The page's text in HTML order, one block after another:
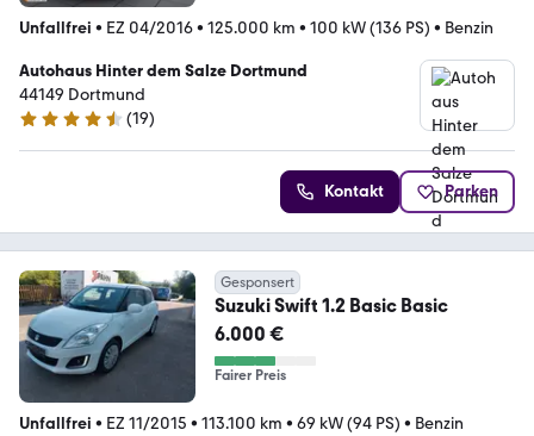
Unfallfrei • EZ 04/2016• 125.000 km • 100 kW (136 PS) • Benzin
Autohaus Hinter dem Salze Dortmund
44149 Dortmund
4.4 Sterne
(19)
Kontakt Parken
Gesponsert
Suzuki Swift 1.2 Basic Basic
6.000 €
Fairer Preis
Unfallfrei • EZ 11/2015 • 113.100 km • 69 kW (94 PS) • Benzin